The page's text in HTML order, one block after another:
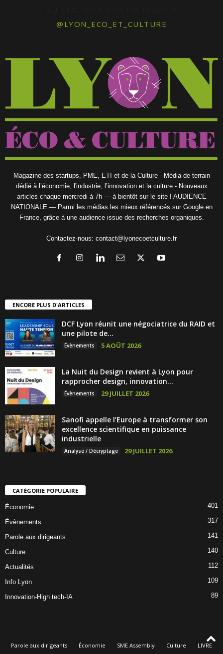
@LYON_ECO_ET_CULTURE
Magazine des startups, PME, ETI et de la Culture - Média de terrain
dédié à l’économie, l'industrie, l’innovation et la culture - Nouveaux
articles chaque mercredi à 7h — à bientôt sur le site ! AUDIENCE
NATIONALE — Parmi les médias les mieux référencés sur Google en
France, grâce à une audience issue des recherches organiques.
Contactez-nous: contact@lyonecoetculture.fr
ENCORE PLUS D'ARTICLES
DCF Lyon réunit une négociatrice du RAID et
une pilote de...
Évènements 5 AOÛT 2026
La Nuit du Design revient à Lyon pour
rapprocher design, innovation...
Évènements 29 JUILLET 2026
Sanofi appelle l’Europe à transformer son
excellence scientifique en puissance
industrielle
Analyse / Décryptage 29 JUILLET 2026
CATÉGORIE POPULAIRE
Économie 401
Évènements 317
Parole aux dirigeants 141
Culture 140
Actualités 112
Info Lyon 109
Innovation-High tech-IA 89
Parole aux dirigeants Économie SME Assembly Culture
LIVRE